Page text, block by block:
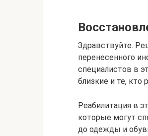
Здравствуйте.
перенесенного
специалистов в
близкие и те, кто
Реабилитация в
которые могут
до одежды и